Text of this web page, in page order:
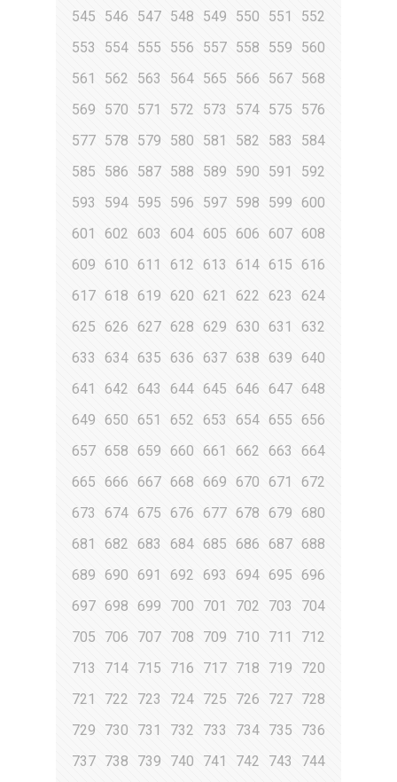
545
546 547 548 549 550 551
552
553
554 555 556 557 558 559
560
561
562 563 564 565 566 567 568
569
570 571 572 573 574 575
576
577 578 579 580 581 582 583
584
585
586 587 588 589 590 591
592
593
594 595 596 597 598 599
600
601
602 603 604 605 606 607 608
609
610 611 612 613 614 615
616
617 618 619 620 621 622 623
624
625
626 627 628 629 630 631
632
633
634 635 636 637 638 639 640
641
642 643 644 645 646 647 648
649
650 651 652 653 654 655 656
657 658 659 660 661 662 663
664
665
666 667 668 669 670 671
672
673
674 675 676 677 678 679
680
681
682 683 684 685 686 687 688
689
690 691 692 693 694 695
696
697 698 699 700 701 702 703
704
705
706 707 708 709 710 711
712
713
714 715 716 717 718 719
720
721
722 723 724 725 726 727 728
729
730 731 732 733 734 735
736
737 738 739 740 741 742 743
744